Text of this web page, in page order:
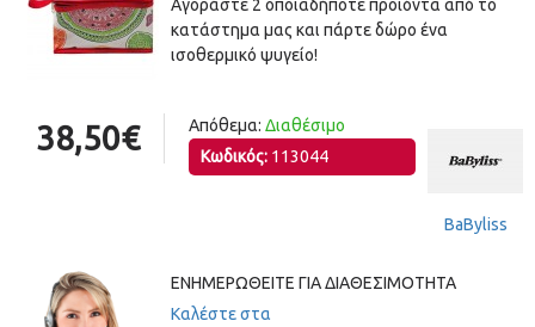
Αγοράστε 2 οποιαδήποτε προϊόντα από το
κατάστημα μας και πάρτε δώρο ένα
ισοθερμικό ψυγείο!
38,50€ Απόθεμα: Διαθέσιμο
Κωδικός: 113044
BaByliss
ΕΝΗΜΕΡΩΘΕΊΤΕ ΓΙΑ ΔΙΑΘΕΣΙΜΌΤΗΤΑ
Καλέστε στα